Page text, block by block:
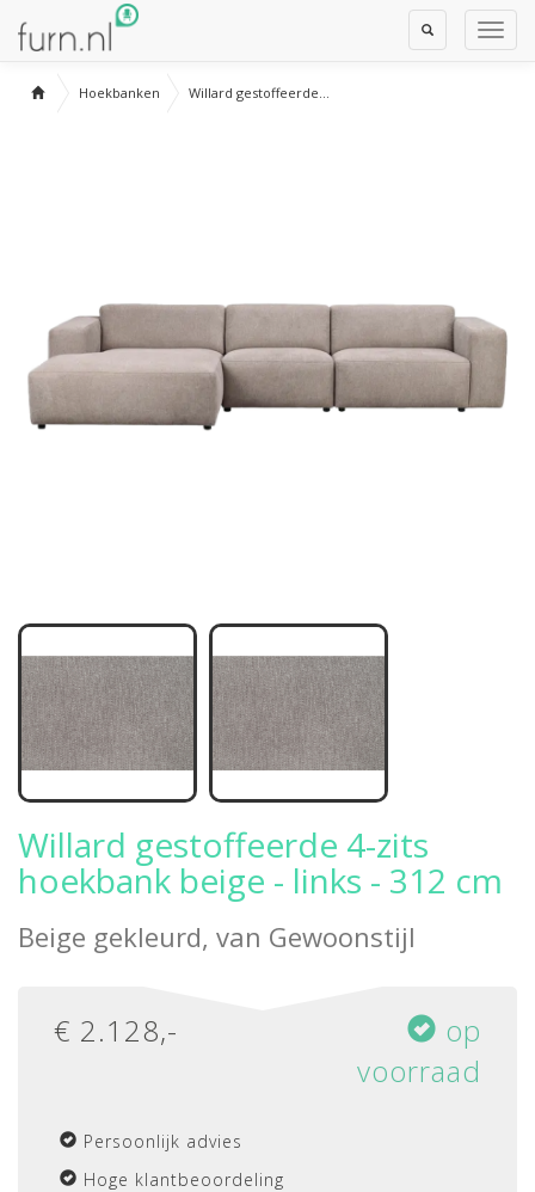
Toggle
Search
Hoekbanken Willard gestoffeerde...
Willard gestoffeerde 4-zits
hoekbank beige - links - 312 cm
Beige gekleurd, van Gewoonstijl
€ 2.128,-
op
voorraad
Persoonlijk advies
Hoge klantbeoordeling